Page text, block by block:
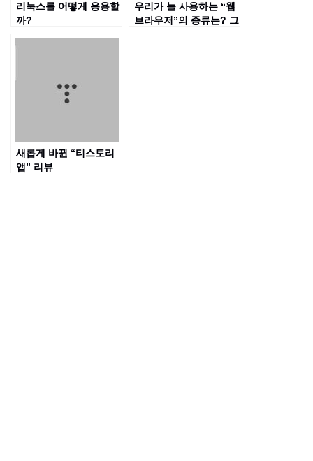
리눅스를 어떻게 응용할
까?
우리가 늘 사용하는 “웹
브라우저”의 종류는? 그
새롭게 바뀐 “티스토리
앱” 리뷰